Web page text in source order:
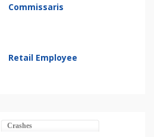
Commissaris
Retail Employee
Crashes